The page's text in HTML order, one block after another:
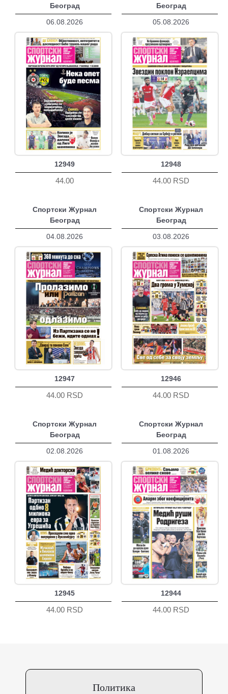
Београд
06.08.2026
12949
44.00
Београд
05.08.2026
12948
44.00 RSD
Спортски Журнал
Београд
04.08.2026
12947
44.00 RSD
Спортски Журнал
Београд
03.08.2026
12946
44.00 RSD
Спортски Журнал
Београд
02.08.2026
12945
44.00 RSD
Спортски Журнал
Београд
01.08.2026
12944
44.00 RSD
Политика